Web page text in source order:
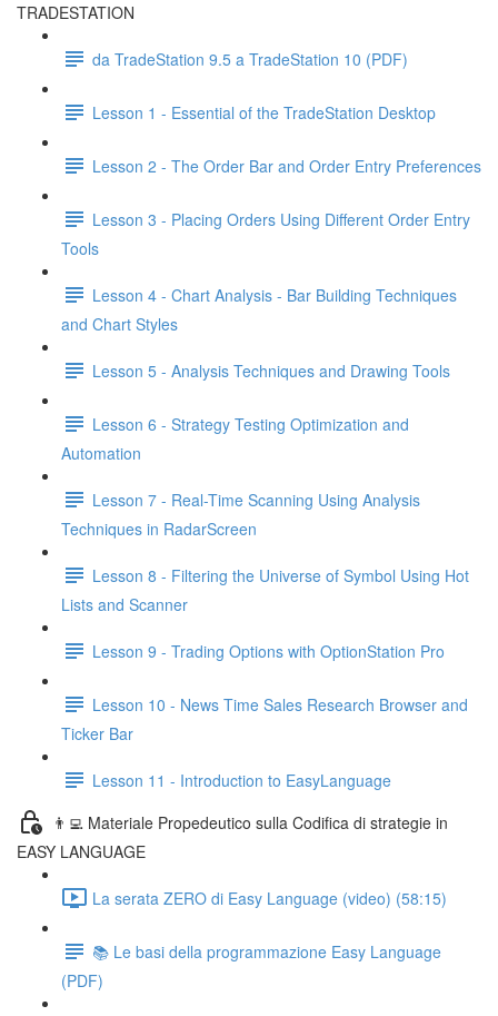
TRADESTATION
da TradeStation 9.5 a TradeStation 10 (PDF)
Lesson 1 - Essential of the TradeStation Desktop
Lesson 2 - The Order Bar and Order Entry Preferences
Lesson 3 - Placing Orders Using Different Order Entry
Tools
Lesson 4 - Chart Analysis - Bar Building Techniques
and Chart Styles
Lesson 5 - Analysis Techniques and Drawing Tools
Lesson 6 - Strategy Testing Optimization and
Automation
Lesson 7 - Real-Time Scanning Using Analysis
Techniques in RadarScreen
Lesson 8 - Filtering the Universe of Symbol Using Hot
Lists and Scanner
Lesson 9 - Trading Options with OptionStation Pro
Lesson 10 - News Time Sales Research Browser and
Ticker Bar
Lesson 11 - Introduction to EasyLanguage
👨‍💻 Materiale Propedeutico sulla Codifica di strategie in
EASY LANGUAGE
La serata ZERO di Easy Language (video) (58:15)
📚 Le basi della programmazione Easy Language
(PDF)